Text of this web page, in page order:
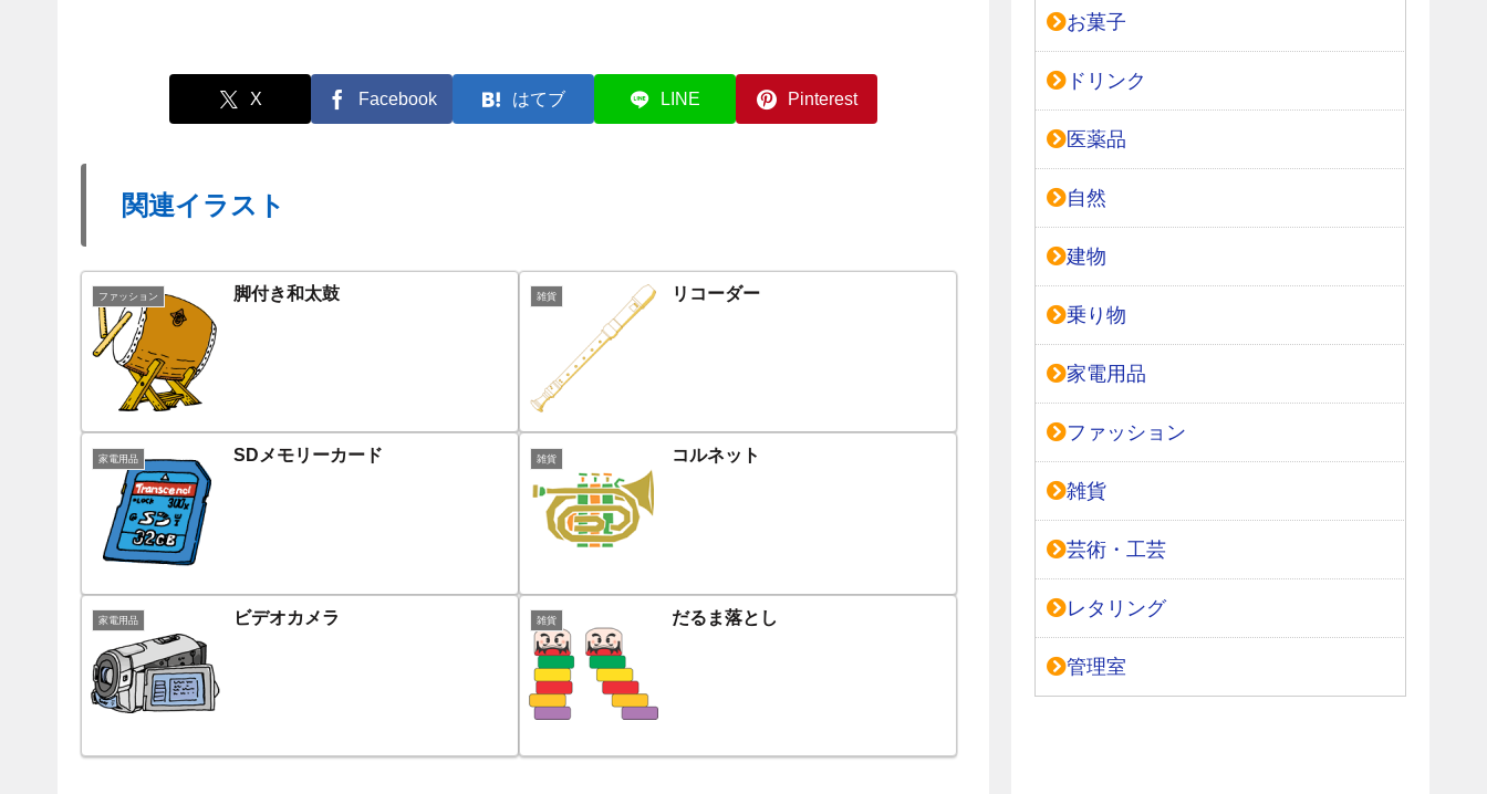
X Facebook はてブ LINE Pinterest
関連イラスト
ファッション 脚付き和太鼓 雑貨 リコーダー
家電用品 SDメモリーカード 雑貨 コルネット
家電用品 ビデオカメラ 雑貨 だるま落とし
お菓子
ドリンク
医薬品
自然
建物
乗り物
家電用品
ファッション
雑貨
芸術・工芸
レタリング
管理室